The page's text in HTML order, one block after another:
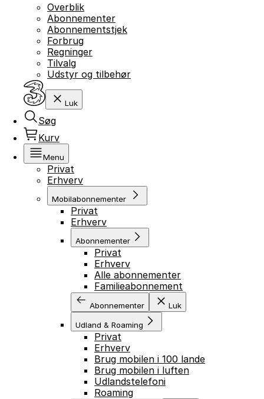
Overblik
Abonnementer
Abonnementstjek
Forbrug
Regninger
Tilvalg
Udstyr og tilbehør
Luk
Søg
Kurv
Menu
Privat
Erhverv
Mobilabonnementer
Privat
Erhverv
Abonnementer
Privat
Erhverv
Alle abonnementer
Familieabonnement
Abonnementer Luk
Udland & Roaming
Privat
Erhverv
Brug mobilen i 100 lande
Brug mobilen i luften
Udlandstelefoni
Roaming